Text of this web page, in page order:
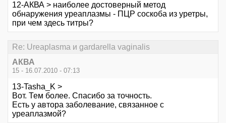
12-АКВА > наиболее достоверный метод
обнаружения уреаплазмы - ПЦР соскоба из уретры,
при чем здесь титры?
Re: Ureaplasma и gardarella vaginalis
АКВА
15 - 16.07.2010 - 07:13
13-Tasha_K >
Вот. Тем более. Спасибо за точность.
Есть у автора заболевание, связанное с
уреаплазмой?